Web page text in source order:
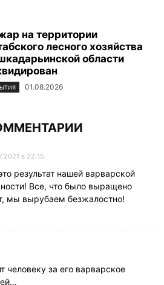
на территории
лесного хозяйства
области
01.08.2026
в 22:15
результат нашей варварской
Все, что было выращено
мы вырубаем безжалостно!
человеку за его варварское